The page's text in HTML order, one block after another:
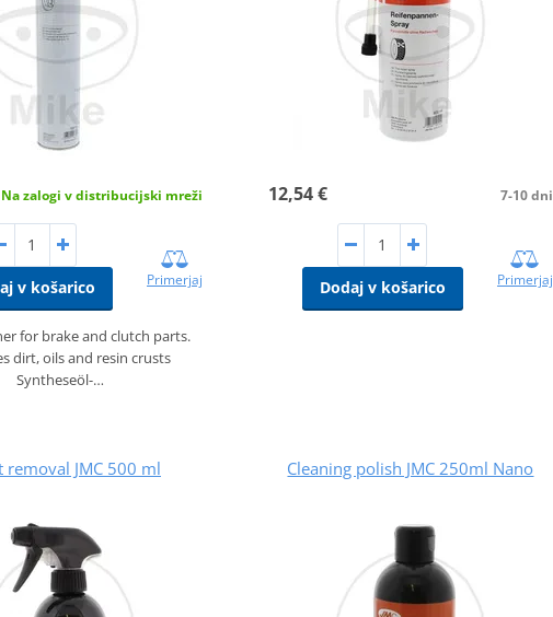
Na zalogi v distribucijski mreži
v košarico Primerjaj
for brake and clutch parts.
dirt, oils and resin crusts
Syntheseöl-…
12,54 € 7-10 dni
Dodaj v košarico Primerjaj
removal JMC 500 ml Cleaning polish JMC 250ml Nano